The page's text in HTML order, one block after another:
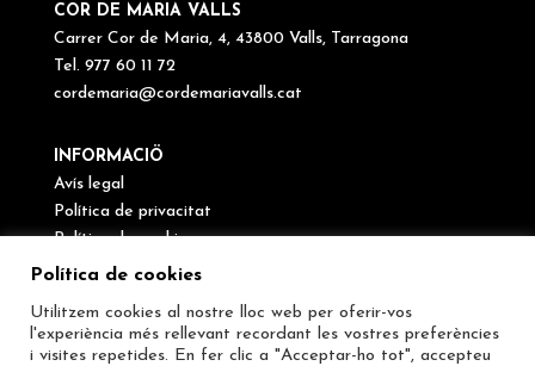
COR DE MARIA VALLS
Carrer Cor de Maria, 4, 43800 Valls, Tarragona
Tel. 977 60 11 72
cordemaria@cordemariavalls.cat
INFORMACIÖ
Avís legal
Política de privacitat
Política de cookies
Canal de denúncies
SEGUEIX-NOS
Política de cookies
Utilitzem cookies al nostre lloc web per oferir-vos
l'experiència més rellevant recordant les vostres preferències
i visites repetides. En fer clic a "Acceptar-ho tot", accepteu